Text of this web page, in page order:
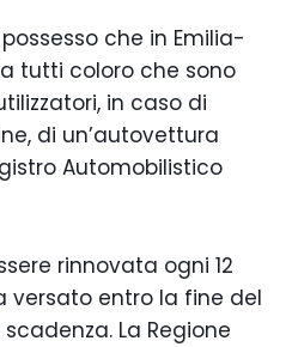
che in Emilia-
tutti coloro che sono
in caso di
di un’autovettura
Automobilistico
rinnovata ogni 12
versato entro la fine del
La Regione